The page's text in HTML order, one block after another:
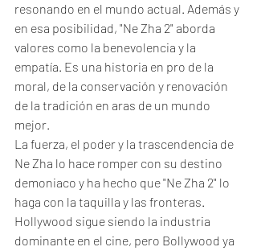
resonando en el mundo actual. Además y
en esa posibilidad, "Ne Zha 2" aborda
valores como la benevolencia y la
empatía. Es una historia en pro de la
moral, de la conservación y renovación
de la tradición en aras de un mundo
mejor.
La fuerza, el poder y la trascendencia de
Ne Zha lo hace romper con su destino
demoniaco y ha hecho que "Ne Zha 2" lo
haga con la taquilla y las fronteras.
Hollywood sigue siendo la industria
dominante en el cine, pero Bollywood ya